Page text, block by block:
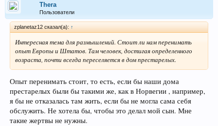
Thera
Пользователи
zplanetaz12 сказал(а): ↑
Интересная тема для размышлений. Стоит ли нам перенимать
опыт Европы и Штатов. Там человек, достигая определенного
возраста, почти всегда переселяется в дом престарелых.
Опыт перенимать стоит, то есть, если бы наши дома
престарелых были бы такими же, как в Норвегии , например,
я бы не отказалась там жить, если бы не могла сама себя
обслужить. Не хотела бы, чтобы это делал мой сын. Мне
такие жертвы не нужны.